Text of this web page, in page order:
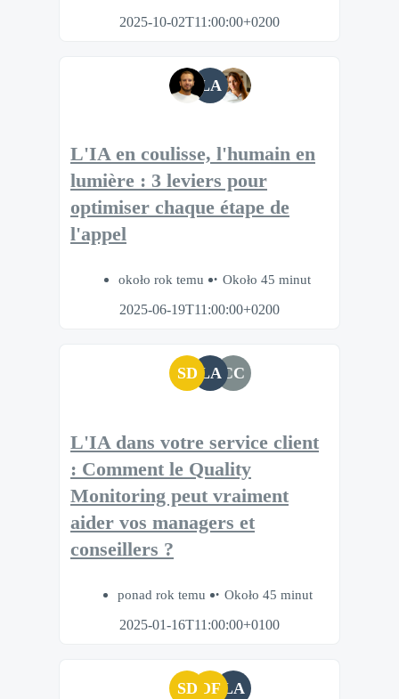
2025-10-02T11:00:00+0200
LA
L'IA en coulisse, l'humain en
lumière : 3 leviers pour
optimiser chaque étape de
l'appel
około rok temu
Około 45 minut
2025-06-19T11:00:00+0200
SD LA CC
L'IA dans votre service client
: Comment le Quality
Monitoring peut vraiment
aider vos managers et
conseillers ?
ponad rok temu
Około 45 minut
2025-01-16T11:00:00+0100
SD DF LA